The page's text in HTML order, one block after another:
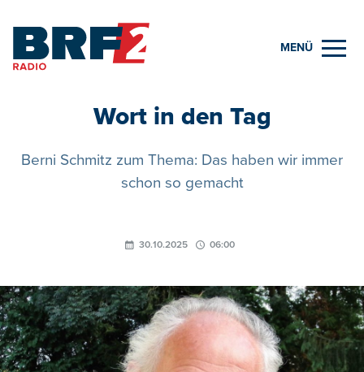
MENÜ
Wort in den Tag
Berni Schmitz zum Thema: Das haben wir immer
schon so gemacht
30.10.2025 06:00